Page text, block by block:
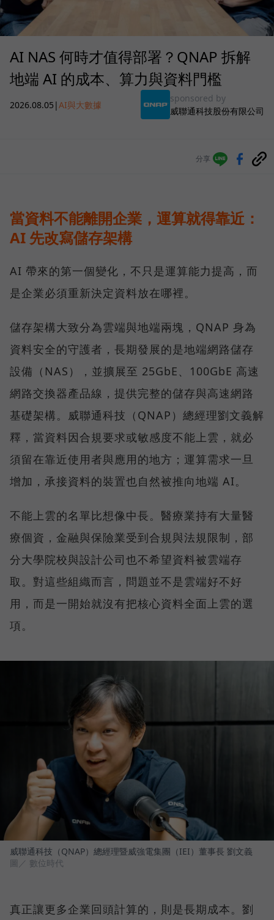
AI NAS 何時才值得部署？QNAP 拆解
地端 AI 的成本、算力與資料門檻
2026.08.05 |AI與大數據
sponsored by
威聯通科技股份有限公司
分享
當資料不能離開企業，運算就得靠近：
AI 先改寫儲存架構
AI 帶來的第一個變化，不只是運算能力提高，而
是企業必須重新決定資料放在哪裡。
儲存架構大致分為雲端與地端兩塊，QNAP 身為
資料安全的守護者，長期發展的是地端網路儲存
設備（NAS），並擴展至 25GbE、100GbE 高速
網路交換器產品線，提供完整的儲存與高速網路
基礎架構。威聯通科技（QNAP）總經理劉文義解
釋，當資料因合規要求或敏感度不能上雲，就必
須留在靠近使用者與應用的地方；運算需求一旦
增加，承接資料的裝置也自然被推向地端 AI。
不能上雲的名單比想像中長。醫療業持有大量醫
療個資，金融與保險業受到合規與法規限制，部
分大學院校與設計公司也不希望資料被雲端存
取。對這些組織而言，問題並不是雲端好不好
用，而是一開始就沒有把核心資料全面上雲的選
項。
威聯通科技（QNAP）總經理暨威強電集團（IEI）董事長 劉文義
圖／ 數位時代
真正讓更多企業回頭計算的，則是長期成本。劉